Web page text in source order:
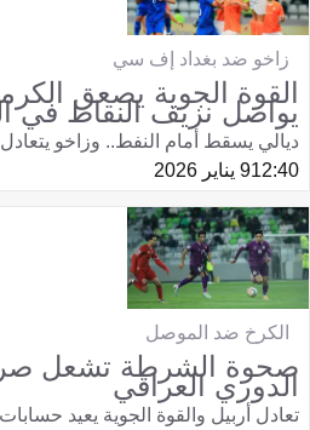
زاخو ضد بغداد إف سي
القوة الجوية يصعق
يواصل نزيف النقاط في
ديالي يسقط أمام النفط.. وزاخو يتعادل
12:409 يناير 2026
الكرخ ضد الموصل
صحوة الشرطة تشعل
الدوري العراقي
تعادل أربيل والقوة الجوية يعيد